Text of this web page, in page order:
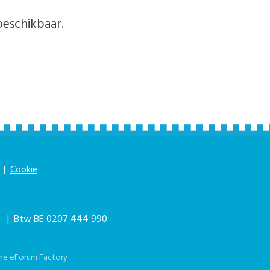
|Cookie
| Btw BE 0207 444 990
eForum Factory